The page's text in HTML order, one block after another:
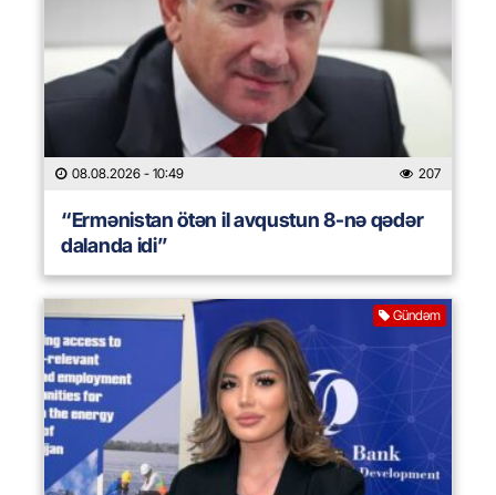
08.08.2026 - 10:49 207
“Ermənistan ötən il avqustun 8-nə qədər
dalanda idi”
Gündəm